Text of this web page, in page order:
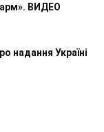
ВИДЕО
надання Україні